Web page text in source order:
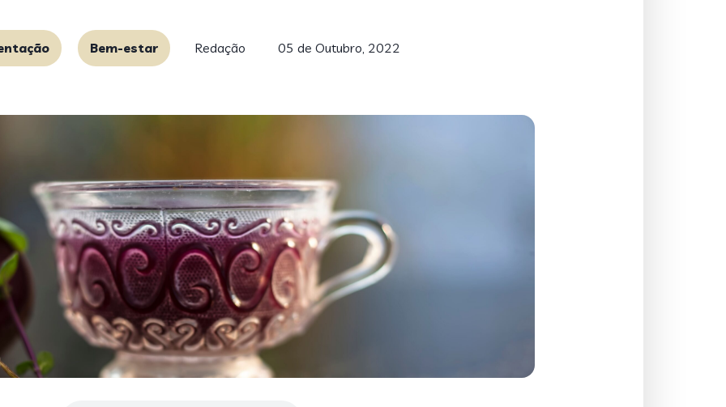
Bem-estar Redação 05 de Outubro, 2022